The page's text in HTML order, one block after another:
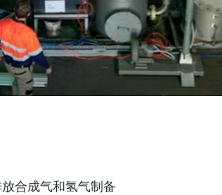
合成气和氢气制备